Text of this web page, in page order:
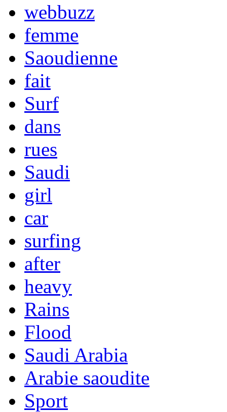
webbuzz
femme
Saoudienne
fait
Surf
dans
rues
Saudi
girl
car
surfing
after
heavy
Rains
Flood
Saudi Arabia
Arabie saoudite
Sport